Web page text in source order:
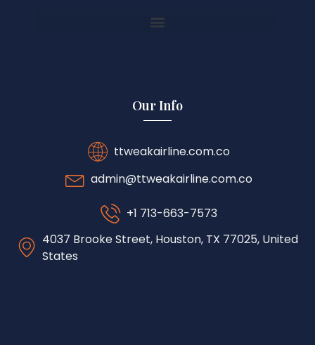
Our Info
ttweakairline.com.co
admin@ttweakairline.com.co
+1 713-663-7573
4037 Brooke Street, Houston, TX 77025, United
States